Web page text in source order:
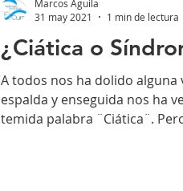
¿Ciática o
A todos nos ha dolido alguna
espalda y enseguida nos ha
temida palabra ¨Ciática¨.
Marcos Águila
31 may 2021
1 min de lectura